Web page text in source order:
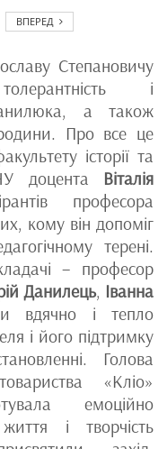
ВПЕРЕД
Степановичу
і
а також
родини. Про все це
історії та
доцента Віталія
професора
кому він допоміг
терені.
– професор
Данилець, Іванна
вдячно і тепло
і його підтримку
Голова
«Кліо»
емоційно
і творчість